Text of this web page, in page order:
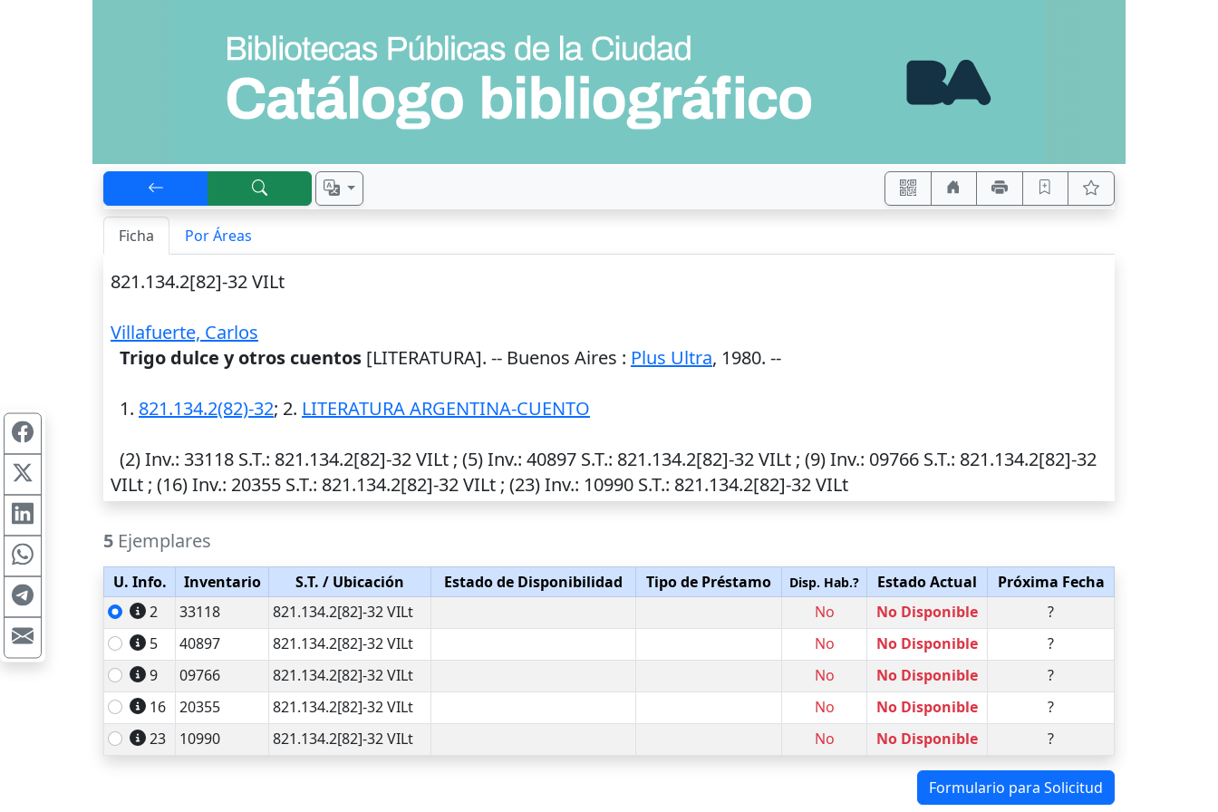
Ficha Por Áreas
821.134.2[82]-32 VILt
Villafuerte, Carlos
Trigo dulce y otros cuentos [LITERATURA]. -- Buenos Aires : Plus Ultra, 1980. --
1. 821.134.2(82)-32; 2. LITERATURA ARGENTINA-CUENTO
(2)Inv.: 33118 S.T.: 821.134.2[82]-32 VILt ; (5)Inv.: 40897 S.T.: 821.134.2[82]-32 VILt ; (9)Inv.: 09766 S.T.: 821.134.2[82]-32
VILt ; (16)Inv.: 20355 S.T.: 821.134.2[82]-32 VILt ; (23)Inv.: 10990 S.T.: 821.134.2[82]-32 VILt
5 Ejemplares
U. Info. Inventario S.T. / Ubicación Estado de Disponibilidad Tipo de Préstamo Disp. Hab.? Estado Actual
Próxima Fecha
2
33118 821.134.2[82]-32 VILt No No Disponible
?
5
40897 821.134.2[82]-32 VILt No No Disponible
?
9
09766 821.134.2[82]-32 VILt No No Disponible
?
16
20355 821.134.2[82]-32 VILt No No Disponible
?
23
10990 821.134.2[82]-32 VILt No No Disponible ?
Formulario para Solicitud